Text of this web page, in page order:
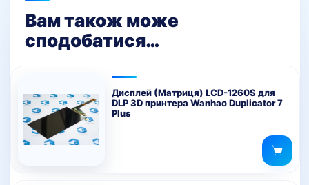
Вам також може
сподобатися…
Дисплей (Матриця) LCD-1260S для
DLP 3D принтера Wanhao Duplicator 7
Plus